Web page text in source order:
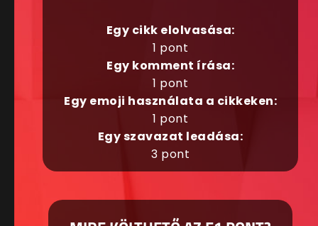
Egy cikk elolvasása:
1 pont
Egy komment írása:
1 pont
Egy emoji használata a cikkeken:
1 pont
Egy szavazat leadása:
3 pont